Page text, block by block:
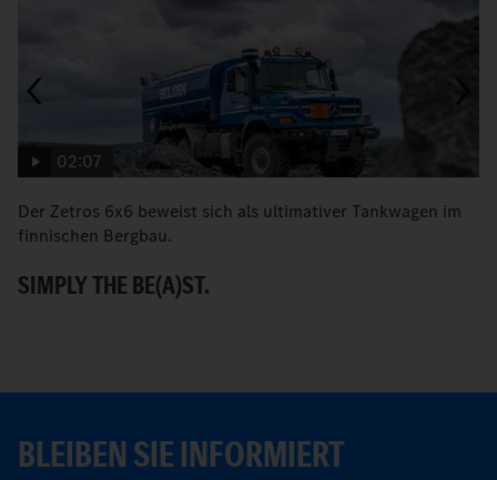
02:07
Der Zetros 6x6 beweist sich als ultimativer Tankwagen im
finnischen Bergbau.
SIMPLY THE BE(A)ST.
BLEIBEN SIE INFORMIERT